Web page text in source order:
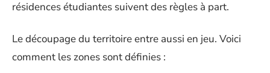
résidences étudiantes suivent des règles à part.
Le découpage du territoire entre aussi en jeu. Voici
comment les zones sont définies :